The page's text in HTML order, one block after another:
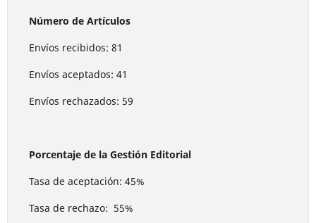
Número de Artículos
Envíos recibidos: 81
Envíos aceptados: 41
Envíos rechazados: 59
Porcentaje de la Gestión Editorial
Tasa de aceptación: 45%
Tasa de rechazo: 55%